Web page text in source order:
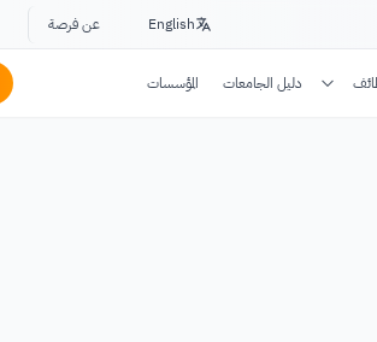
English عن فرصة
دليل الجامعات المؤسسات